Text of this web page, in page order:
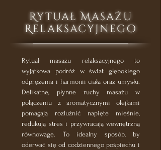
Rytuał Masażu
Relaksacyjnego
Rytuał masażu relaksacyjnego to
wyjątkowa podróż w świat głębokiego
odprężenia i harmonii ciała oraz umysłu.
Delikatne, płynne ruchy masażu w
połączeniu z aromatycznymi olejkami
pomagają rozluźnić napięte mięśnie,
redukują stres i przywracają wewnętrzną
równowagę. To idealny sposób, by
oderwać się od codziennego pośpiechu i